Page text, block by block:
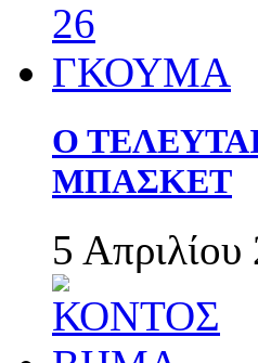
Ο
ΜΠΑΣΚΕΤ
5 Απριλίου